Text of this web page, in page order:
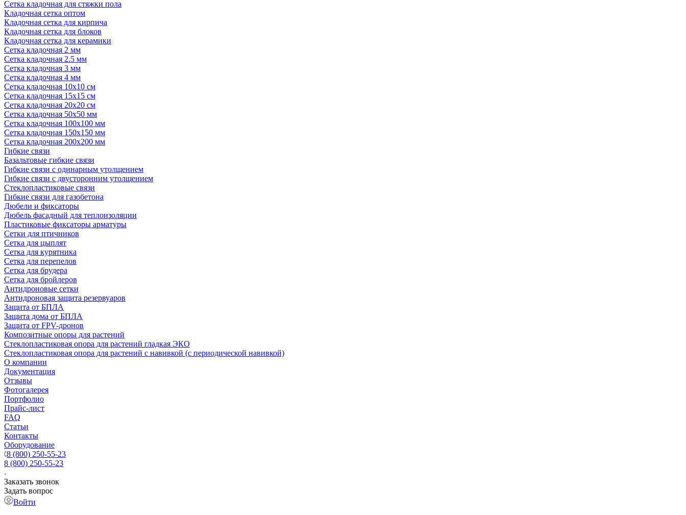
Сетка кладочная для стяжки пола
Кладочная сетка оптом
Кладочная сетка для кирпича
Кладочная сетка для блоков
Кладочная сетка для керамики
Сетка кладочная 2 мм
Сетка кладочная 2.5 мм
Сетка кладочная 3 мм
Сетка кладочная 4 мм
Сетка кладочная 10x10 см
Сетка кладочная 15x15 см
Сетка кладочная 20x20 см
Сетка кладочная 50x50 мм
Сетка кладочная 100x100 мм
Сетка кладочная 150x150 мм
Сетка кладочная 200x200 мм
Гибкие связи
Базальтовые гибкие связи
Гибкие связи с одинарным утолщением
Гибкие связи с двусторонним утолщением
Стеклопластиковые связи
Гибкие связи для газобетона
Дюбели и фиксаторы
Дюбель фасадный для теплоизоляции
Пластиковые фиксаторы арматуры
Сетки для птичников
Сетка для цыплят
Сетка для курятника
Сетка для перепелов
Сетка для брудера
Сетка для бройлеров
Антидроновые сетки
Антидроновая защита резервуаров
Защита от БПЛА
Защита дома от БПЛА
Защита от FPV-дронов
Композитные опоры для растений
Стеклопластиковая опора для растений гладкая ЭКО
Стеклопластиковая опора для растений с навивкой (с периодической навивкой)
О компании
Документация
Отзывы
Фотогалерея
Портфолио
Прайс-лист
FAQ
Статьи
Контакты
Оборудование
8 (800) 250-55-23
8 (800) 250-55-23
Заказать звонок
Задать вопрос
Войти